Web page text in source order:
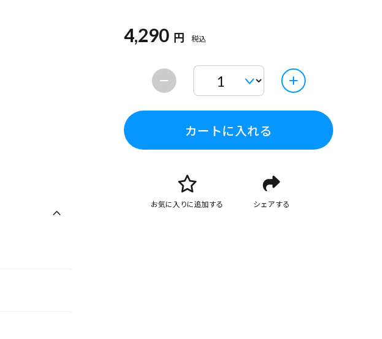
4,290 円 税込
カートに入れる
お気に入りに追加する シェアする